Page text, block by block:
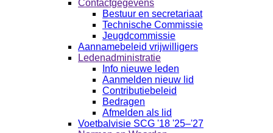
Contactgegevens
Bestuur en secretariaat
Technische Commissie
Jeugdcommissie
Aannamebeleid vrijwilligers
Ledenadministratie
Info nieuwe leden
Aanmelden nieuw lid
Contributiebeleid
Bedragen
Afmelden als lid
Voetbalvisie SCG '18 '25–'27